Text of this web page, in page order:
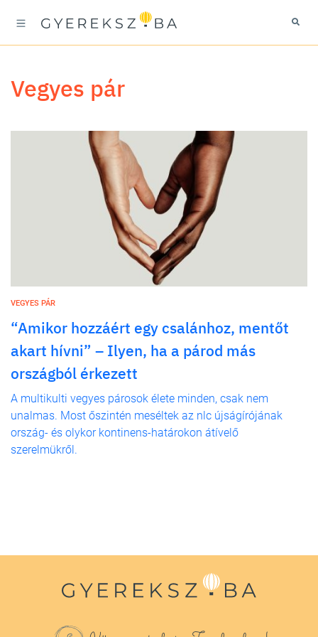
vegyes pár
VEGYES PÁR
“Amikor hozzáért egy csalánhoz, mentőt
akart hívni” – Ilyen, ha a párod más
országból érkezett
A multikulti vegyes párosok élete minden, csak nem
unalmas. Most őszintén meséltek az nlc újságírójának
ország- és olykor kontinens-határokon átívelő
szerelmükről.